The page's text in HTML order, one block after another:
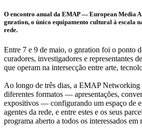
O encontro anual da EMAP — European Media
gnration, o único equipamento cultural à escala
rede.
Entre 7 e 9 de maio, o gnration foi o ponto
curadores, investigadores e representantes
que operam na intersecção entre arte,
Ao longo de três dias, a EMAP Networking
diferentes formatos — apresentações,
expositivos — configurando um espaço de
agentes da rede, e entre estes e os seus
programa aberto a todos os interessados em